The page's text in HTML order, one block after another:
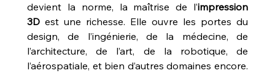
devient la norme, la maîtrise de l’impression
3D est une richesse. Elle ouvre les portes du
design, de l’ingénierie, de la médecine, de
l’architecture, de l’art, de la robotique, de
l’aérospatiale, et bien d’autres domaines encore.